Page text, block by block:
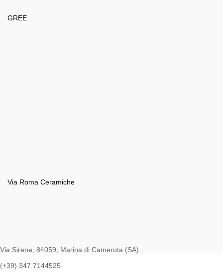
GREE
Via Roma Ceramiche
Via Sirene, 84059, Marina di Camerota (SA)
(+39) 347.7144525